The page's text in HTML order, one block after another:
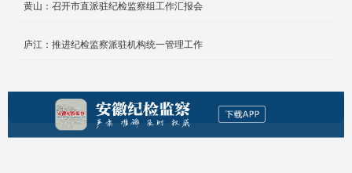
黄山：召开市直派驻纪检监察组工作汇报会
庐江：推进纪检监察派驻机构统一管理工作